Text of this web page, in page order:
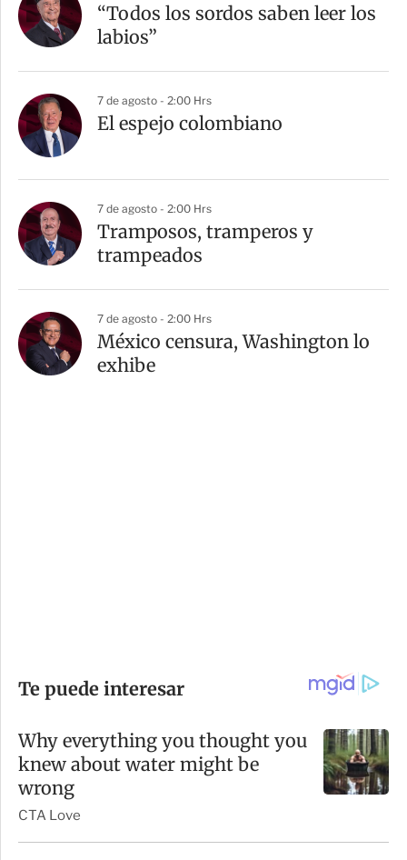
“Todos los sordos saben leer los
labios”
7 de agosto - 2:00 Hrs
El espejo colombiano
7 de agosto - 2:00 Hrs
Tramposos, tramperos y
trampeados
7 de agosto - 2:00 Hrs
México censura, Washington lo
exhibe